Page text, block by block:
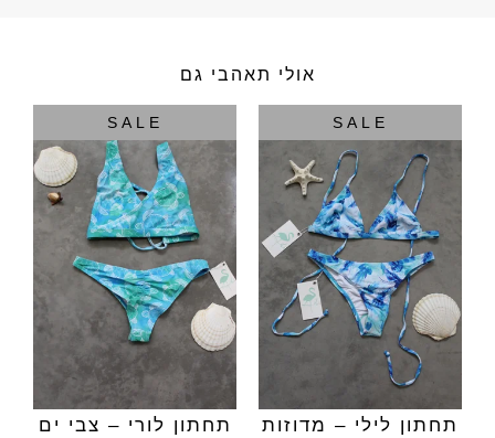
אולי תאהבי גם
SALE
תחתון לילי – מדוזות
SALE
תחתון לורי – צבי ים